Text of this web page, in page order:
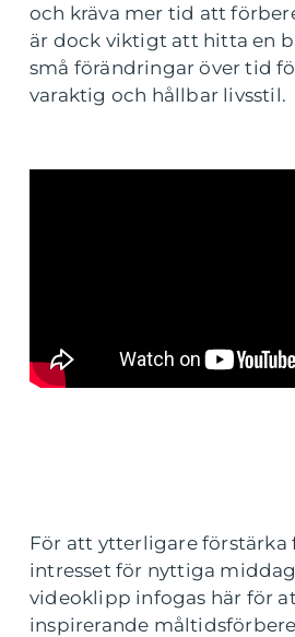
och kräva mer tid att
är dock viktigt att hitta en
små förändringar över tid
varaktig och hållbar livsstil.
För att ytterligare förstärka
intresset för nyttiga
videoklipp infogas här för
inspirerande